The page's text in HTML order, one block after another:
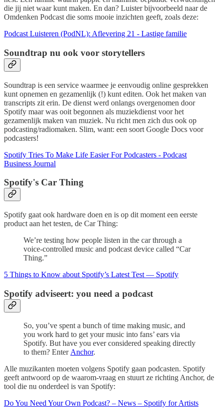
die jij niet waar kunt maken. En dan? Luister bijvoorbeeld naar de
Omdenken Podcast die soms mooie inzichten geeft, zoals deze:
Podcast Luisteren (PodNL): Aflevering 21 - Lastige familie
Soundtrap nu ook voor storytellers
Soundtrap is een service waarmee je eenvoudig online gesprekken
kunt opnemen en gezamenlijk (!) kunt editen. Ook het maken van
transcripts zit erin. De dienst werd onlangs overgenomen door
Spotify maar was ooit begonnen als muziekdienst voor het
gezamenlijk maken van muziek. Nu richt men zich dus ook op
podcasting/radiomaken. Slim, want: een soort Google Docs voor
podcasters!
Spotify Tries To Make Life Easier For Podcasters - Podcast
Business Journal
Spotify's Car Thing
Spotify gaat ook hardware doen en is op dit moment een eerste
product aan het testen, de Car Thing:
We’re testing how people listen in the car through a
voice-controlled music and podcast device called “Car
Thing.”
5 Things to Know about Spotify’s Latest Test — Spotify
Spotify adviseert: you need a podcast
So, you’ve spent a bunch of time making music, and
you work hard to get your music into fans’ ears via
Spotify. But have you ever considered speaking directly
to them? Enter Anchor.
Alle muzikanten moeten volgens Spotify gaan podcasten. Spotify
geeft antwoord op de waarom-vraag en stuurt ze richting Anchor, de
tool die nu onderdeel is van Spotify:
Do You Need Your Own Podcast? – News – Spotify for Artists